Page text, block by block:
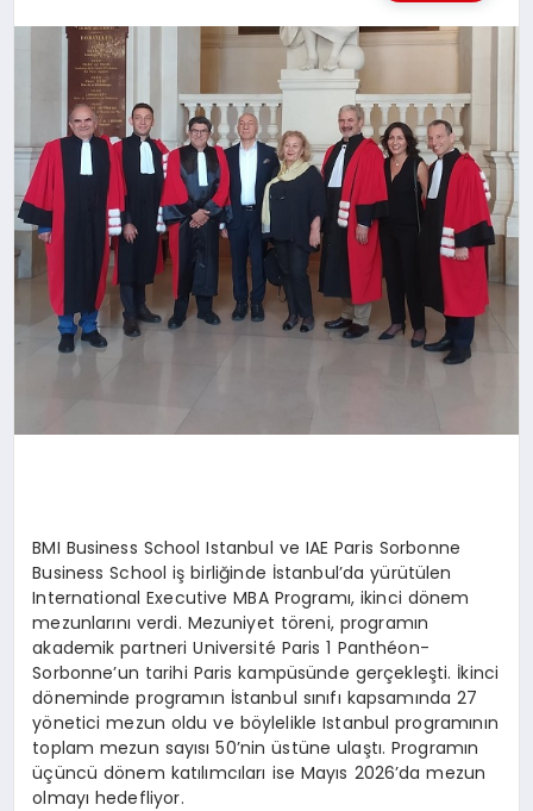
BMI Business School Istanbul ve IAE Paris Sorbonne
Business School iş birliğinde İstanbul’da yürütülen
International Executive MBA Programı, ikinci dönem
mezunlarını verdi. Mezuniyet töreni, programın
akademik partneri Université Paris 1 Panthéon-
Sorbonne’un tarihi Paris kampüsünde gerçekleşti. İkinci
döneminde programın İstanbul sınıfı kapsamında 27
yönetici mezun oldu ve böylelikle Istanbul programının
toplam mezun sayısı 50’nin üstüne ulaştı. Programın
üçüncü dönem katılımcıları ise Mayıs 2026’da mezun
olmayı hedefliyor.